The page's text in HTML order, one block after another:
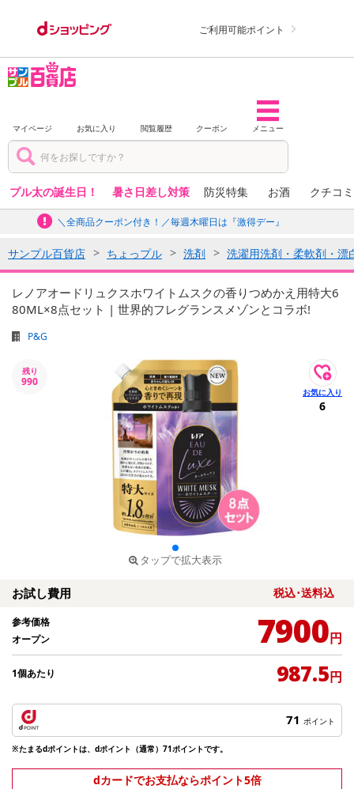
ご利用可能ポイント
マイページ お気に入り 閲覧履歴 クーポン メニュー
プル太の誕生日！ 暑さ日差し対策 防災特集 お酒 クチコ
＼全商品クーポン付き！／毎週木曜日は『激得デー』
サンプル百貨店 ちょっプル 洗剤 洗濯用洗剤・柔軟剤・漂
レノアオードリュクスホワイトムスクの香りつめかえ用特大6
80ML×8点セット | 世界的フレグランスメゾンとコラボ!
P&G
残り
990
タップで拡大表示
6
お試し費用 税込･送料込
参考価格
オープン
7900円
1個あたり 987.5円
71 ポイント
※たまるdポイントは、dポイント（通常）71ポイントです。
dカードでお支払ならポイント5倍